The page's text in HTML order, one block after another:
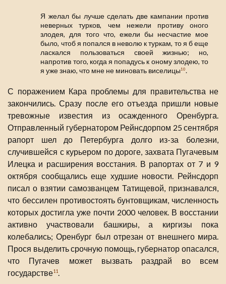
Я желал бы лучше сделать две кампании против
неверных турков, чем нежели противу оного
злодея, для того что, ежели бы несчастие мое
было, чтоб я попался в неволю к туркам, то я б еще
ласкался пользоваться своей жизнью; но,
напротив того, когда я попадусь к оному злодею, то
я уже знаю, что мне не миновать виселицы10.
С поражением Кара проблемы для правительства не
закончились. Сразу после его отъезда пришли новые
тревожные известия из осажденного Оренбурга.
Отправленный губернатором Рейнсдорпом 25 сентября
рапорт шел до Петербурга долго из-за болезни,
случившейся с курьером по дороге, захвата Пугачевым
Илецка и расширения восстания. В рапортах от 7 и 9
октября сообщались еще худшие новости. Рейнсдорп
писал о взятии самозванцем Татищевой, признавался,
что бессилен противостоять бунтовщикам, численность
которых достигла уже почти 2000 человек. В восстании
активно участвовали башкиры, а киргизы пока
колебались; Оренбург был отрезан от внешнего мира.
Прося выделить срочную помощь, губернатор опасался,
что Пугачев может вызвать раздрай во всем
государстве11.